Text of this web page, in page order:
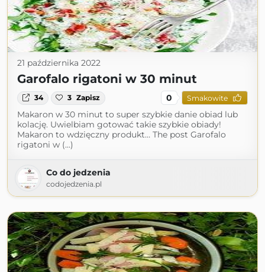
21 października 2022
Garofalo rigatoni w 30 minut
34 3 Zapisz 0 Smakowite
Makaron w 30 minut to super szybkie danie obiad lub
kolację. Uwielbiam gotować takie szybkie obiady!
Makaron to wdzięczny produkt… The post Garofalo
rigatoni w (...)
Co do jedzenia
codojedzenia.pl